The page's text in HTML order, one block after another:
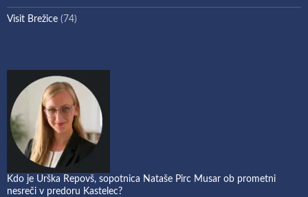
Visit Brežice (74)
Kdo je Urška Repovš, sopotnica Nataše Pirc Musar ob prometni
nesreči v predoru Kastelec?